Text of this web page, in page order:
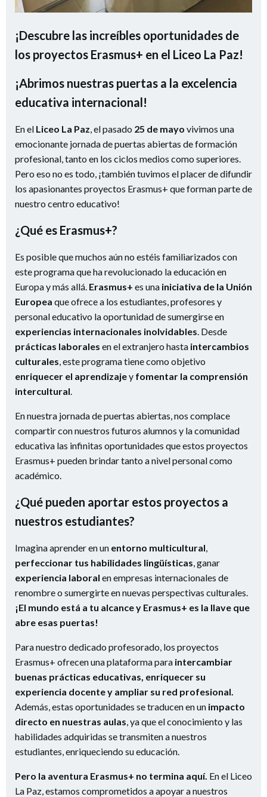
¡Descubre las increíbles oportunidades de
los proyectos Erasmus+ en el Liceo La Paz!
¡Abrimos nuestras puertas a la excelencia
educativa internacional!
En el Liceo La Paz , el pasado 25 de mayo vivimos una
emocionante jornada de puertas abiertas de formación
profesional, tanto en los ciclos medios como superiores.
Pero eso no es todo, ¡también tuvimos el placer de difundir
los apasionantes proyectos Erasmus+ que forman parte de
nuestro centro educativo!
¿Qué es Erasmus+?
Es posible que muchos aún no estéis familiarizados con
este programa que ha revolucionado la educación en
Europa y más allá. Erasmus+ es una iniciativa de la Unión
Europea que ofrece a los estudiantes, profesores y
personal educativo la oportunidad de sumergirse en
experiencias internacionales inolvidables . Desde
prácticas laborales en el extranjero hasta intercambios
culturales , este programa tiene como objetivo
enriquecer el aprendizajey fomentar la comprensión
intercultural
En nuestra jornada de puertas abiertas, nos complace
compartir con nuestros futuros alumnos y la comunidad
educativa las infinitas oportunidades que estos proyectos
Erasmus+ pueden brindar tanto a nivel personal como
académico.
¿Qué pueden aportar estos proyectos a
nuestros estudiantes?
Imagina aprender en un entorno multicultural
perfeccionar tus habilidades lingüísticas , ganar
experiencia laboral en empresas internacionales de
renombre o sumergirte en nuevas perspectivas culturales.
¡El mundo está a tu alcance y Erasmus+ es la llave que
abre esas puertas!
Para nuestro dedicado profesorado, los proyectos
Erasmus+ ofrecen una plataforma para intercambiar
buenas prácticas educativas, enriquecer su
experiencia docente y ampliar su red profesional.
Además, estas oportunidades se traducen en un impacto
directo en nuestras aulas , ya que el conocimiento y las
habilidades adquiridas se transmiten a nuestros
estudiantes, enriqueciendo su educación.
Pero la aventura Erasmus+ no termina aquí. En el Liceo
La Paz, estamos comprometidos a apoyar a nuestros